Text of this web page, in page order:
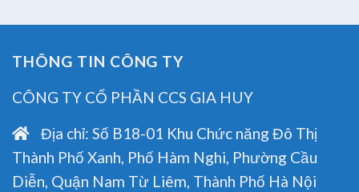
THÔNG TIN CÔNG TY
CÔNG TY CỔ PHẦN CCS GIA HUY
Địa chỉ: Số B18-01 Khu Chức năng Đô Thị
Thành Phố Xanh, Phố Hàm Nghi, Phường Cầu
Diễn, Quận Nam Từ Liêm, Thành Phố Hà Nội